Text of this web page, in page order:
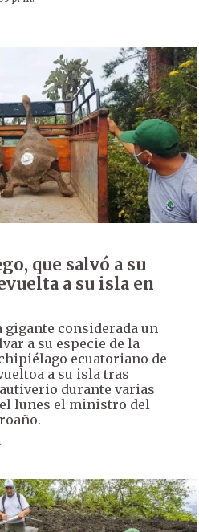
que salvó a su
a su isla en
gigante considerada un
a su especie de la
ecuatoriano de
a su isla tras
durante varias
lunes el ministro del